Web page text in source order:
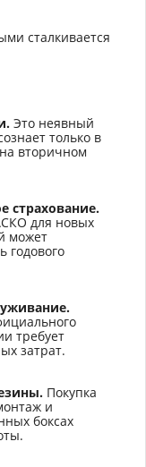
сталкивается
Это неявный
только в
вторичном
страхование.
для новых
может
годового
требует
затрат.
Покупка
и
боксах